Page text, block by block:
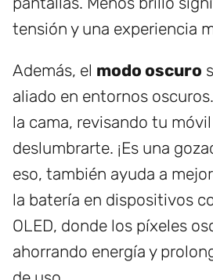
tensión y una experiencia
Además, el modo oscuro
aliado en entornos
la cama, revisando tu
deslumbrarte. ¡Es una
eso, también ayuda a
la batería en dispositivos
OLED, donde los píxeles
ahorrando energía y